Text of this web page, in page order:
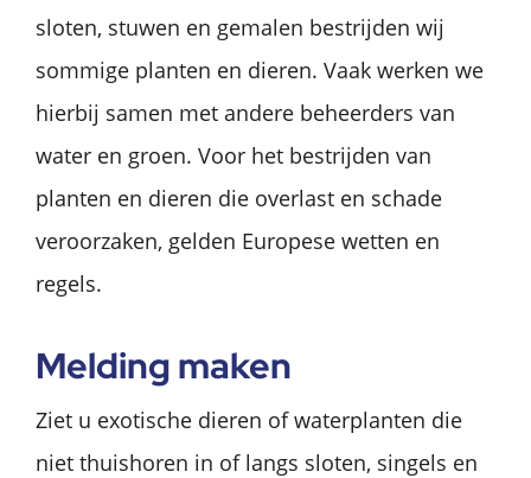
sloten, stuwen en gemalen bestrijden wij
sommige planten en dieren. Vaak werken we
hierbij samen met andere beheerders van
water en groen. Voor het bestrijden van
planten en dieren die overlast en schade
veroorzaken, gelden Europese wetten en
regels.
Melding maken
Ziet u exotische dieren of waterplanten die
niet thuishoren in of langs sloten, singels en